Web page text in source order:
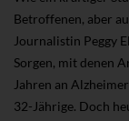
Betroffenen, aber
Journalistin Peggy
Sorgen, mit denen
Jahren an
32-Jährige. Doch